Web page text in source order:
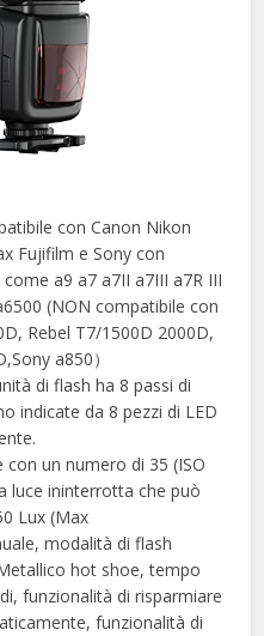
con Canon Nikon
Fujifilm e Sony con
a9 a7 a7II a7III a7R III
(NON compatibile con
Rebel T7/1500D 2000D,
a850）
di flash ha 8 passi di
indicate da 8 pezzi di LED
un numero di 35 (ISO
luce ininterrotta che può
Lux (Max
modalità di flash
hot shoe, tempo
funzionalità di risparmiare
funzionalità di